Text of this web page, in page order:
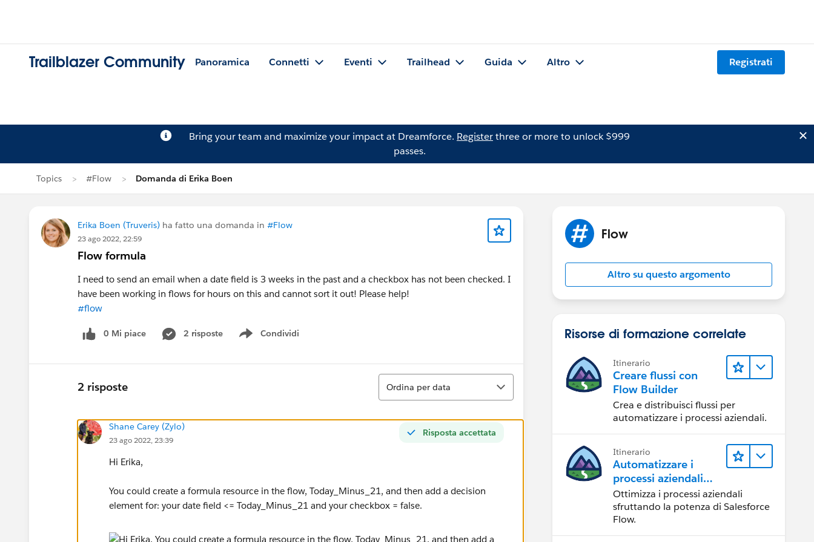
Trailblazer Community Panoramica Connetti Eventi Trailhead Guida Altro Registrati
Bring your team and maximize your impact at Dreamforce. Registerthree or more to unlock $999
passes.
Topics #Flow Domanda di Erika Boen
Erika Boen (Truveris) ha fatto una domanda in #Flow
23 ago 2022, 22:59
Flow formula
I need to send an email when a date field is 3 weeks in the past and a checkbox has not been checked. I
have been working in flows for hours on this and cannot sort it out! Please help!
#flow
0 Mi piace 2 risposte Condividi
Show menu
2 risposte
Ordina
Ordina per data
Risposta accettata
Shane Carey (Zylo)
23 ago 2022, 23:39
Hi Erika,
You could create a formula resource in the flow, Today_Minus_21, and then add a decision
element for: your date field <= Today_Minus_21 and your checkbox = false.
Flow
Altro su questo argomento
Risorse di formazione correlate
Itinerario
Creare flussi con
Flow Builder
Crea e distribuisci flussi per
automatizzare i processi aziendali.
Itinerario
Automatizzare i
processi aziendali
con Salesforce Flow
Ottimizza i processi aziendali
sfruttando la potenza di Salesforce
Flow.